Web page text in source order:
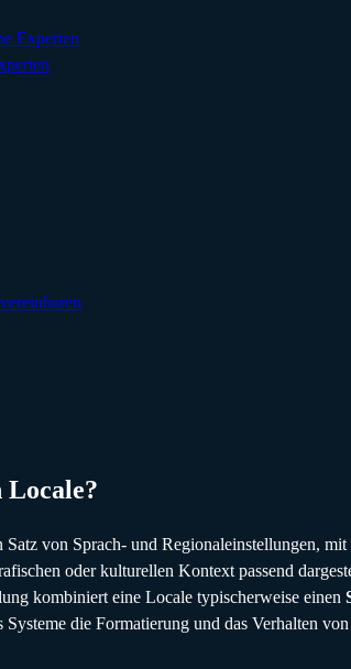
Experten
Locale?
Satz von Sprach- und Regionaleinstellungen,
oder kulturellen Kontext passend
kombiniert eine Locale typischerweise einen
Systeme die Formatierung und das Verhalten